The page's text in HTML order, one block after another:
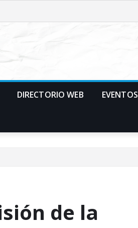
DIRECTORIO WEB EVENTOS
de la